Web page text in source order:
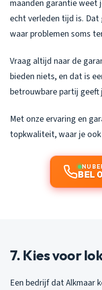
maanden garantie weet
echt verleden tijd is. Dat
waar problemen soms
Vraag altijd naar de
bieden niets, en dat is
betrouwbare partij geeft
Met onze ervaring en
topkwaliteit, waar je
NU
BEL
7. Kies voor
Een bedrijf dat Alkmaar